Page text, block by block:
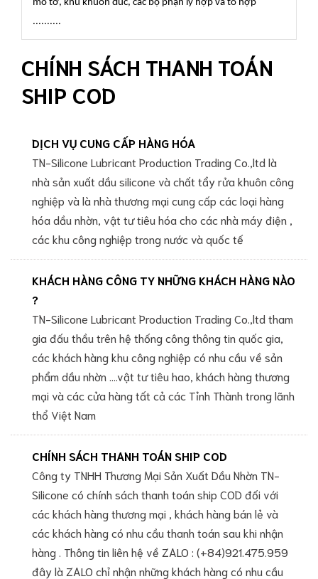
mô tơ, khu khuôn đúc, các bộ phận ly hợp và tổ hợp
..........
CHÍNH SÁCH THANH TOÁN
SHIP COD
DỊCH VỤ CUNG CẤP HÀNG HÓA
TN-Silicone Lubricant Production Trading Co.,ltd là
nhà sản xuất dầu silicone và chất tẩy rửa khuôn công
nghiệp và là nhà thương mại cung cấp các loại hàng
hóa dầu nhờn, vật tư tiêu hóa cho các nhà máy điện ,
các khu công nghiệp trong nước và quốc tế
KHÁCH HÀNG CÔNG TY NHỮNG KHÁCH HÀNG NÀO
?
TN-Silicone Lubricant Production Trading Co.,ltd tham
gia đấu thầu trên hệ thống công thông tin quốc gia,
các khách hàng khu công nghiệp có nhu cầu về sản
phẩm dầu nhờn ....vật tư tiêu hao, khách hàng thương
mại và các cửa hàng tất cả các Tỉnh Thành trong lãnh
thổ Việt Nam
CHÍNH SÁCH THANH TOÁN SHIP COD
Công ty TNHH Thương Mại Sản Xuất Dầu Nhờn TN-
Silicone có chính sách thanh toán ship COD đối với
các khách hàng thương mại , khách hàng bán lẻ và
các khách hàng có nhu cầu thanh toán sau khi nhận
hàng . Thông tin liên hệ về ZALO : (+84)921.475.959
đây là ZALO chỉ nhận những khách hàng có nhu cầu